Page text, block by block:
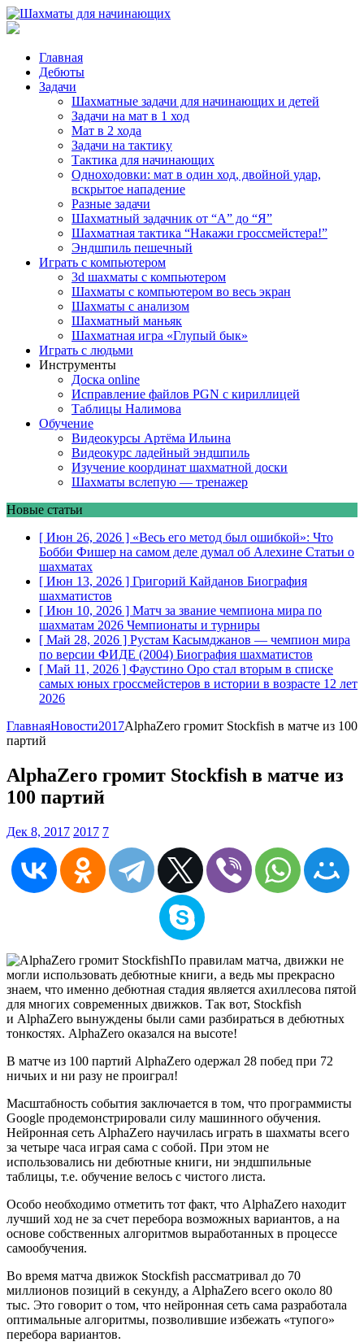
Главная
Дебюты
Задачи
Шахматные задачи для начинающих и детей
Задачи на мат в 1 ход
Мат в 2 хода
Задачи на тактику
Тактика для начинающих
Одноходовки: мат в один ход, двойной удар,
вскрытое нападение
Разные задачи
Шахматный задачник от “А” до “Я”
Шахматная тактика “Накажи гроссмейстера!”
Эндшпиль пешечный
Играть с компьютером
3d шахматы с компьютером
Шахматы с компьютером во весь экран
Шахматы с анализом
Шахматный маньяк
Шахматная игра «Глупый бык»
Играть с людьми
Инструменты
Доска online
Исправление файлов PGN с кириллицей
Таблицы Налимова
Обучение
Видеокурсы Артёма Ильина
Видеокурс ладейный эндшпиль
Изучение координат шахматной доски
Шахматы вслепую — тренажер
Новые статьи
[ Июн 26, 2026 ] «Весь его метод был ошибкой»: Что
Бобби Фишер на самом деле думал об Алехине Статьи о
шахматах
[ Июн 13, 2026 ] Григорий Кайданов Биография
шахматистов
[ Июн 10, 2026 ] Матч за звание чемпиона мира по
шахматам 2026 Чемпионаты и турниры
[ Май 28, 2026 ] Рустам Касымджанов — чемпион мира
по версии ФИДЕ (2004) Биография шахматистов
[ Май 11, 2026 ] Фаустино Оро стал вторым в списке
самых юных гроссмейстеров в истории в возрасте 12 лет
2026
ГлавнаяНовости2017AlphaZero громит Stockfish в матче из 100
партий
AlphaZero громит Stockfish в матче из
100 партий
Дек 8, 2017 2017 7
По правилам матча, движки не
могли использовать дебютные книги, а ведь мы прекрасно
знаем, что именно дебютная стадия является ахиллесова пятой
для многих современных движков. Так вот, Stockfish
и AlphaZero вынуждены были сами разбираться в дебютных
тонкостях. AlphaZero оказался на высоте!
В матче из 100 партий AlphaZero одержал 28 побед при 72
ничьих и ни разу не проиграл!
Масштабность события заключается в том, что программисты
Google продемонстрировали силу машинного обучения.
Нейронная сеть AlphaZero научилась играть в шахматы всего
за четыре часа играя сама с собой. При этом не
использовались ни дебютные книги, ни эндшпильные
таблицы, т.е. обучение велось с чистого листа.
Особо необходимо отметить тот факт, что AlphaZero находит
лучший ход не за счет перебора возможных вариантов, а на
основе собственных алгоритмов выработанных в процессе
самообучения.
Во время матча движок Stockfish рассматривал до 70
миллионов позиций в секунду, а AlphaZero всего около 80
тыс. Это говорит о том, что нейронная сеть сама разработала
оптимальные алгоритмы, позволившие избежать «тупого»
перебора вариантов.